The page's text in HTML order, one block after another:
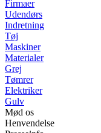
Firmaer
Udendørs
Indretning
Tøj
Maskiner
Materialer
Grej
Tømrer
Elektriker
Gulv
Mød os
Henvendelse